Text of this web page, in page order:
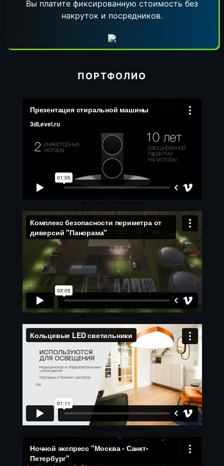
Вы платите фиксированную стоимость без
накруток и посредников.
ПОРТФОЛИО